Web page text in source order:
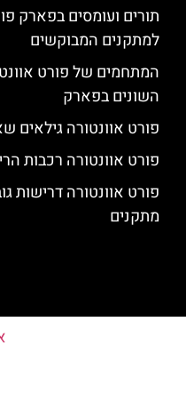
תורים ועומסים בפארק
למתקנים המבוקשים
השונים בפארק
פורט אוונטורה
פורט אוונטורה רכבות
פורט אוונטורה דרישות
מתקנים